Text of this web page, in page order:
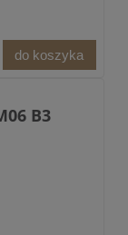
do koszyka
B3